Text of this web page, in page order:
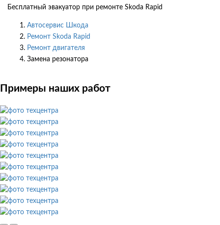
Бесплатный эвакуатор при ремонте Skoda Rapid
Автосервис Шкода
Ремонт Skoda Rapid
Ремонт двигателя
Замена резонатора
Примеры наших работ